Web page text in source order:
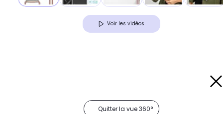
Voir les vidéos
Quitter la vue 360°